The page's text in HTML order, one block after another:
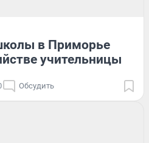
в Приморье
учительницы
Обсудить